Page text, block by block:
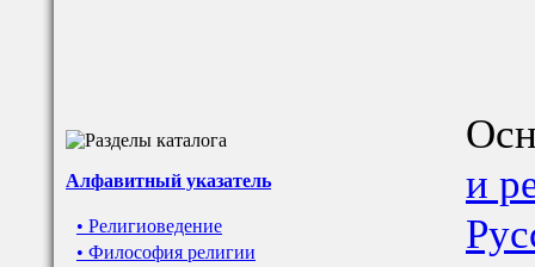
Алфавитный указатель
• Религиоведение
• Философия религии
и